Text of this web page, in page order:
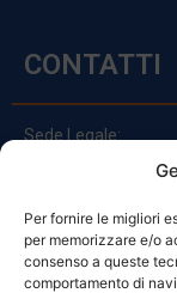
Per fornire le migliori
per memorizzare e/o
consenso a queste
comportamento di
CONTATTI
Sede Legale:
Via Principe Di Udine
clienti@officinefvg.it
info@officinefvg.it